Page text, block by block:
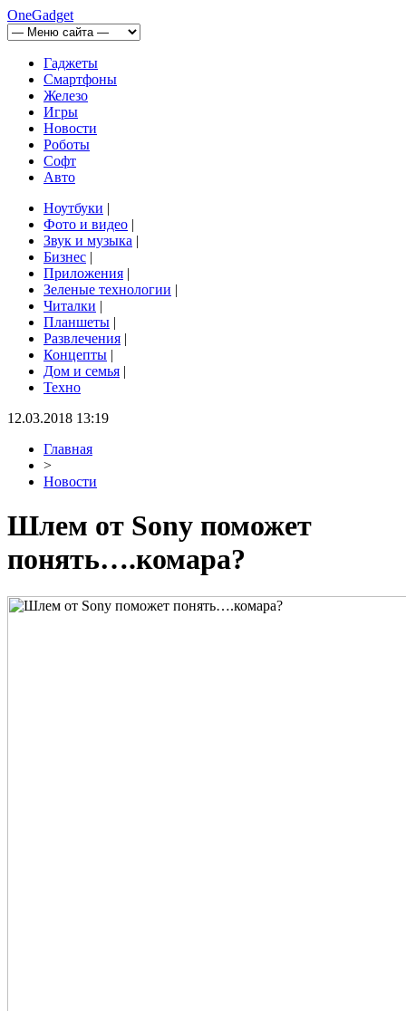
OneGadget
Гаджеты
Смартфоны
Железо
Игры
Новости
Роботы
Софт
Авто
Ноутбуки |
Фото и видео |
Звук и музыка |
Бизнес |
Приложения |
Зеленые технологии |
Читалки |
Планшеты |
Развлечения |
Концепты |
Дом и семья |
Техно
12.03.2018 13:19
Главная
>
Новости
Шлем от Sony поможет
понять….комара?